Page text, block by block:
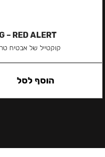
– RED ALERT
קוקטייל של אבטיח
הוסף לסל